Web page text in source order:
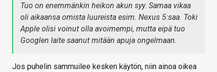
Tuo on enemmänkin heikon akun syy. Samaa vikaa
oli aikaansa omista luureista esim. Nexus 5:saa. Toki
Apple olisi voinut olla avoimempi, mutta eipä tuo
Googlen laite saanut mitään apuja ongelmaan.
Jos puhelin sammuilee kesken käytön, niin ainoa oikea